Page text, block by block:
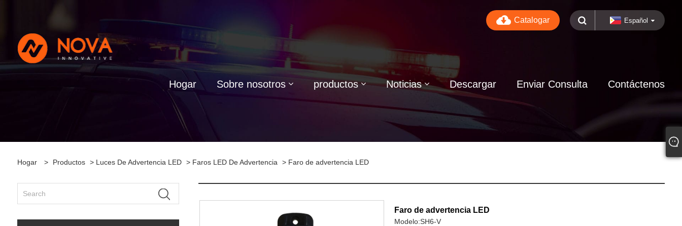
Español
Catalogar
Hogar Sobre nosotros productos Noticias Descargar Enviar Consulta Contáctenos
Hogar > Productos > Luces De Advertencia LED > Faros LED De Advertencia > Faro de advertencia LED
Faro de advertencia LED
Modelo:SH6-V